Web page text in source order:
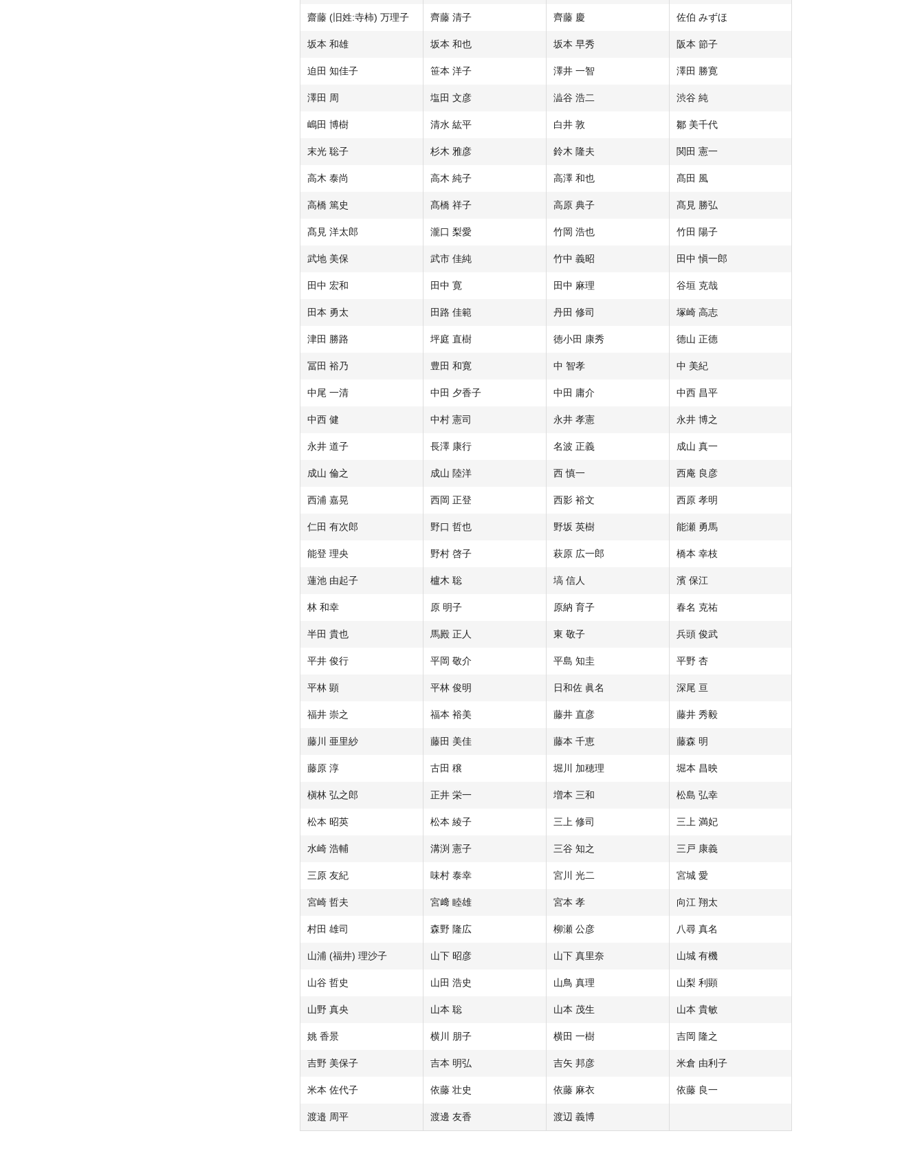
齋藤 (旧姓:寺柿) 万理子 齊藤 清子 齊藤 慶 佐伯 みずほ
坂本 和雄 坂本 和也 坂本 早秀 阪本 節子
迫田 知佳子 笹本 洋子 澤井 一智 澤田 勝寛
澤田 周 塩田 文彦 澁谷 浩二 渋谷 純
嶋田 博樹 清水 紘平 白井 敦 鄒 美千代
末光 聡子 杉木 雅彦 鈴木 隆夫 関田 憲一
高木 泰尚 高木 純子 高澤 和也 髙田 風
高橋 篤史 髙橋 祥子 高原 典子 髙見 勝弘
髙見 洋太郎 瀧口 梨愛 竹岡 浩也 竹田 陽子
武地 美保 武市 佳純 竹中 義昭 田中 愼一郎
田中 宏和 田中 寛 田中 麻理 谷垣 克哉
田本 勇太 田路 佳範 丹田 修司 塚崎 高志
津田 勝路 坪庭 直樹 徳小田 康秀 德山 正德
冨田 裕乃 豊田 和寛 中 智孝 中 美紀
中尾 一清 中田 夕香子 中田 庸介 中西 昌平
中西 健 中村 憲司 永井 孝憲 永井 博之
永井 道子 長澤 康行 名波 正義 成山 真一
成山 倫之 成山 陸洋 西 慎一 西庵 良彦
西浦 嘉晃 西岡 正登 西影 裕文 西原 孝明
仁田 有次郎 野口 哲也 野坂 英樹 能瀬 勇馬
能登 理央 野村 啓子 萩原 広一郎 橋本 幸枝
蓮池 由起子 櫨木 聡 塙 信人 濱 保江
林 和幸 原 明子 原納 育子 春名 克祐
半田 貴也 馬殿 正人 東 敬子 兵頭 俊武
平井 俊行 平岡 敬介 平島 知圭 平野 杏
平林 顕 平林 俊明 日和佐 眞名 深尾 亘
福井 崇之 福本 裕美 藤井 直彦 藤井 秀毅
藤川 亜里紗 藤田 美佳 藤本 千恵 藤森 明
藤原 淳 古田 穣 堀川 加穂理 堀本 昌映
槇林 弘之郎 正井 栄一 増本 三和 松島 弘幸
松本 昭英 松本 綾子 三上 修司 三上 満妃
水崎 浩輔 溝渕 憲子 三谷 知之 三戸 康義
三原 友紀 味村 泰幸 宮川 光二 宮城 愛
宮崎 哲夫 宮﨑 睦雄 宮本 孝 向江 翔太
村田 雄司 森野 隆広 柳瀬 公彦 八尋 真名
山浦 (福井) 理沙子 山下 昭彦 山下 真里奈 山城 有機
山谷 哲史 山田 浩史 山鳥 真理 山梨 利顕
山野 真央 山本 聡 山本 茂生 山本 貴敏
姚 香景 横川 朋子 横田 一樹 吉岡 隆之
吉野 美保子 吉本 明弘 吉矢 邦彦 米倉 由利子
米本 佐代子 依藤 壮史 依藤 麻衣 依藤 良一
渡邉 周平 渡邊 友香 渡辺 義博